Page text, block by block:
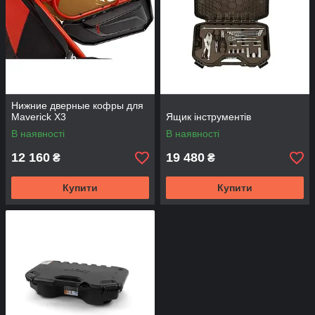
Нижние дверные кофры для
Maverick X3
В наявності
12 160 ₴
Купити
Ящик інструментів
В наявності
19 480 ₴
Купити